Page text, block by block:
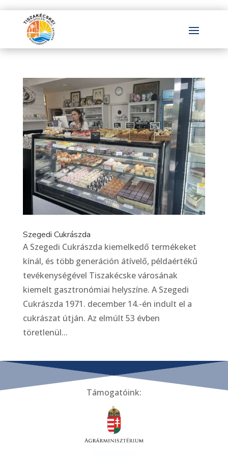
Szegedi Cukrászda
A Szegedi Cukrászda kiemelkedő termékeket
kínál, és több generáción átívelő, példaértékű
tevékenységével Tiszakécske városának
kiemelt gasztronómiai helyszíne. A Szegedi
Cukrászda 1971. december 14.-én indult el a
cukrászat útján. Az elmúlt 53 évben
töretlenül...
Támogatóink: